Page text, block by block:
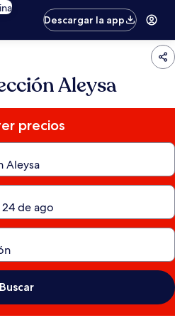
Descargar la app
Aleysa
precios
Buscar